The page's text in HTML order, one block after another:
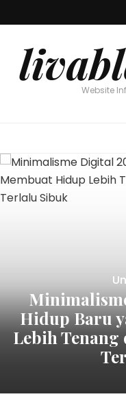
Website
Hidup Baru
Lebih Tenang